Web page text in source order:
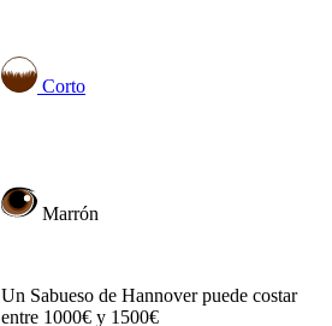
Corto
Marrón
Un Sabueso de Hannover puede costar
entre 1000€ y 1500€